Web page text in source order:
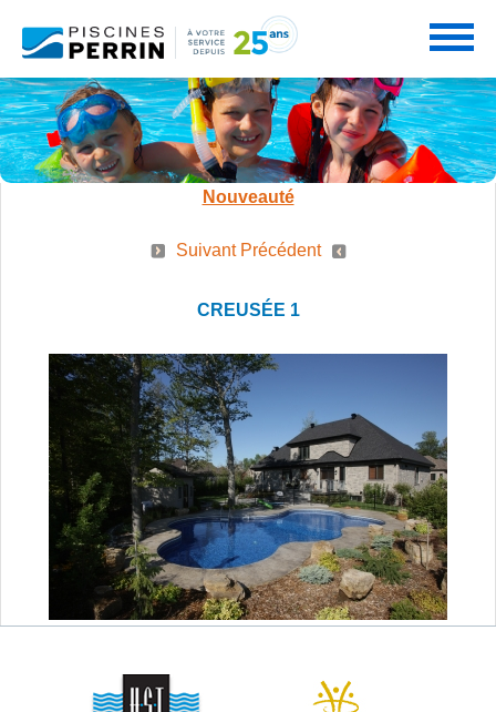
PRODUITS
PISCINES
SPAS
SAUNAS
SERVICES
NOS SERVICES
CONSEILS PERRIN
PROMOTIONS
PARTENAIRES
CONTACT
Nouveauté
Suivant Précédent
CREUSÉE 1